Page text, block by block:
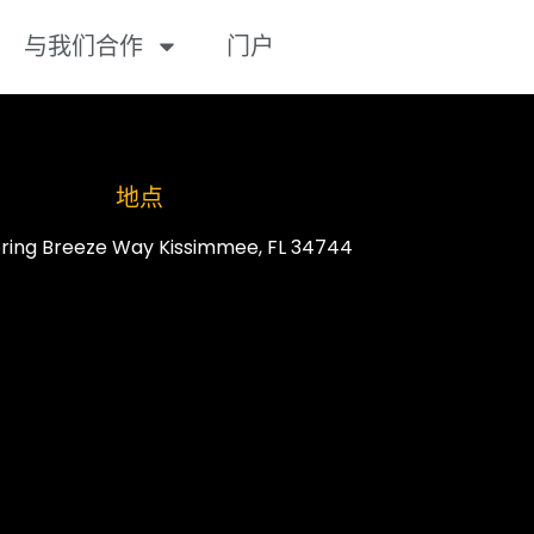
与我们合作 门户
地点
Breeze Way Kissimmee, FL 34744